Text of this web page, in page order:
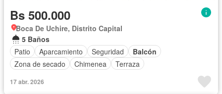
Bs 500.000
Boca De Uchire, Distrito Capital
5 Baños
Patio
Aparcamiento Seguridad
Balcón
Zona de secado
Chimenea Terraza
17 abr. 2026